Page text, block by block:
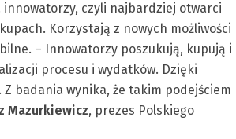
czyli najbardziej otwarci
Korzystają z nowych możliwości
– Innowatorzy poszukują, kupują i
procesu i wydatków. Dzięki
badania wynika, że takim podejściem
Mazurkiewicz, prezes Polskiego